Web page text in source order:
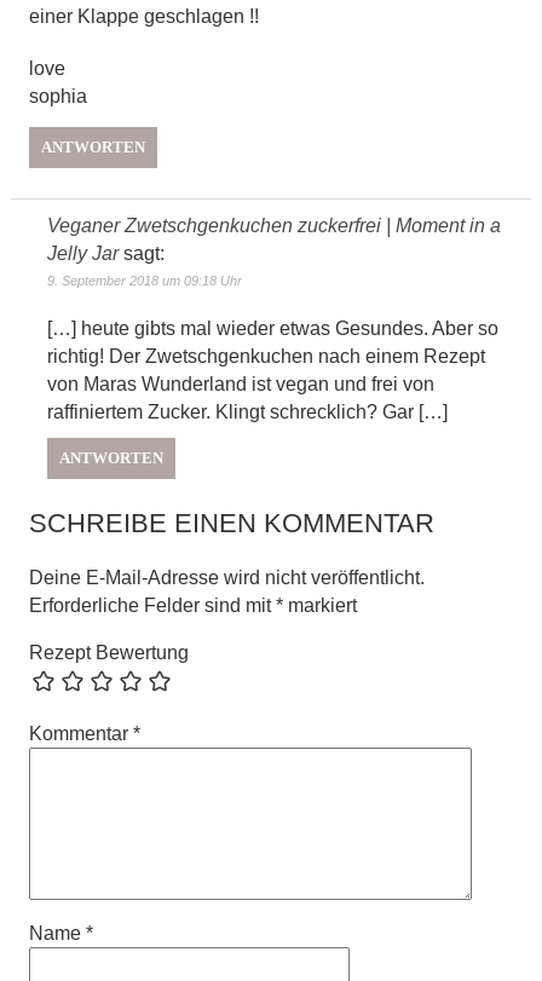
einer Klappe geschlagen !!
love
sophia
ANTWORTEN
Veganer Zwetschgenkuchen zuckerfrei | Moment in a
Jelly Jar sagt:
9. September 2018 um 09:18 Uhr
[…] heute gibts mal wieder etwas Gesundes. Aber so
richtig! Der Zwetschgenkuchen nach einem Rezept
von Maras Wunderland ist vegan und frei von
raffiniertem Zucker. Klingt schrecklich? Gar […]
ANTWORTEN
SCHREIBE EINEN KOMMENTAR
Deine E-Mail-Adresse wird nicht veröffentlicht.
Erforderliche Felder sind mit*markiert
Rezept Bewertung
Kommentar *
Name *